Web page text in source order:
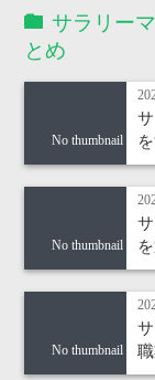
サラリー
とめ
No thumbnail
No thumbnail
No thumbnail